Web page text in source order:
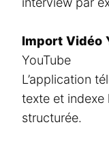
Import Vidéo
YouTube
L’application
texte et indexe
structurée.